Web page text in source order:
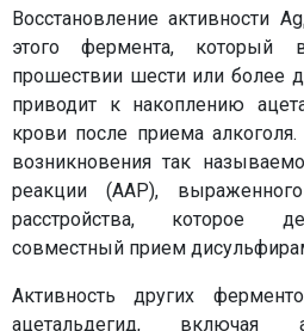
Восстановление активности
этого фермента, который
прошествии шести или более
приводит к накоплению
крови после приема
возникновения так
реакции (ААР), выраженного
расстройства, которое
совместный прием
Активность других
ацетальдегид, включая